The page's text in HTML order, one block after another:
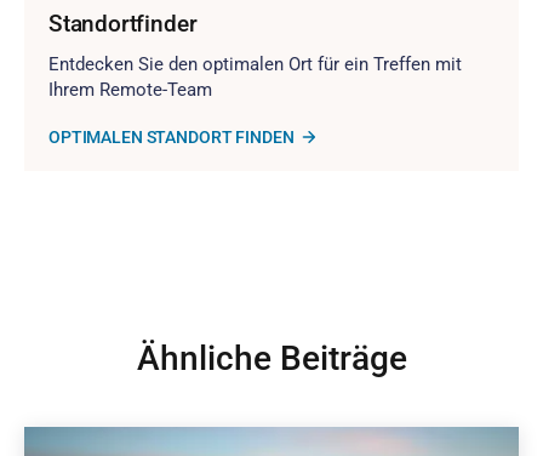
Standortfinder
Entdecken Sie den optimalen Ort für ein Treffen mit
Ihrem Remote-Team
OPTIMALEN STANDORT FINDEN
Ähnliche Beiträge